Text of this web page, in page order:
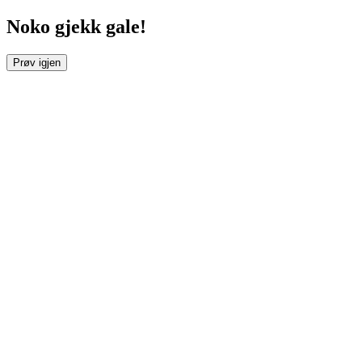
Noko gjekk gale!
Prøv igjen